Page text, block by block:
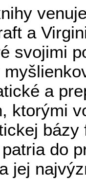
a
svojimi
a
ktorými
do
jej